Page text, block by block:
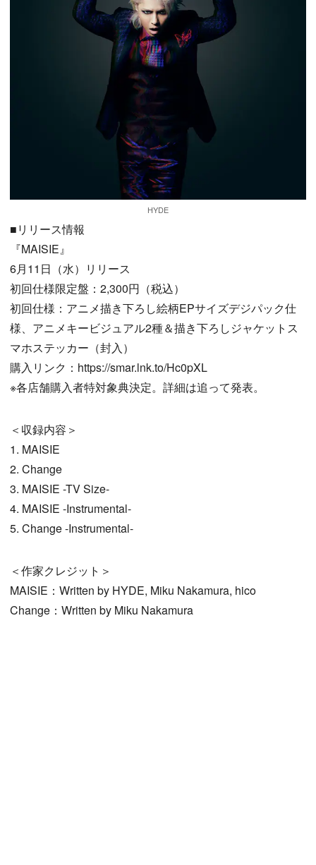
HYDE
■リリース情報
『MAISIE』
6月11日（水）リリース
初回仕様限定盤：2,300円（税込）
初回仕様：アニメ描き下ろし絵柄EPサイズデジパック仕
様、アニメキービジュアル2種＆描き下ろしジャケットス
マホステッカー（封入）
購入リンク：https://smar.lnk.to/Hc0pXL
※各店舗購入者特対象典決定。詳細は追って発表。
＜収録内容＞
1. MAISIE
2. Change
3. MAISIE -TV Size-
4. MAISIE -Instrumental-
5. Change -Instrumental-
＜作家クレジット＞
MAISIE：Written by HYDE, Miku Nakamura, hico
Change：Written by Miku Nakamura